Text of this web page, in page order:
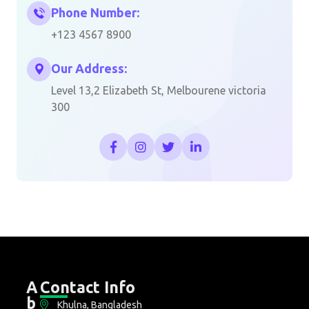
Phone Number:
+123 4567 8900
Our Address:
Level 13,2 Elizabeth St, Melbourene victoria
300
A
b
Contact Info
Khulna, Bangladesh